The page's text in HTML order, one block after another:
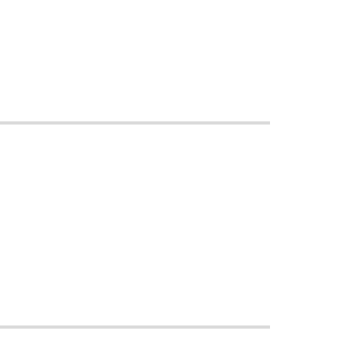
書を終了させることができま
of "commercial computer
12.212 (Sept 1995). Consistent
End Users shall acquire the
し示すものとします。
項は完全に有効に存続するものと